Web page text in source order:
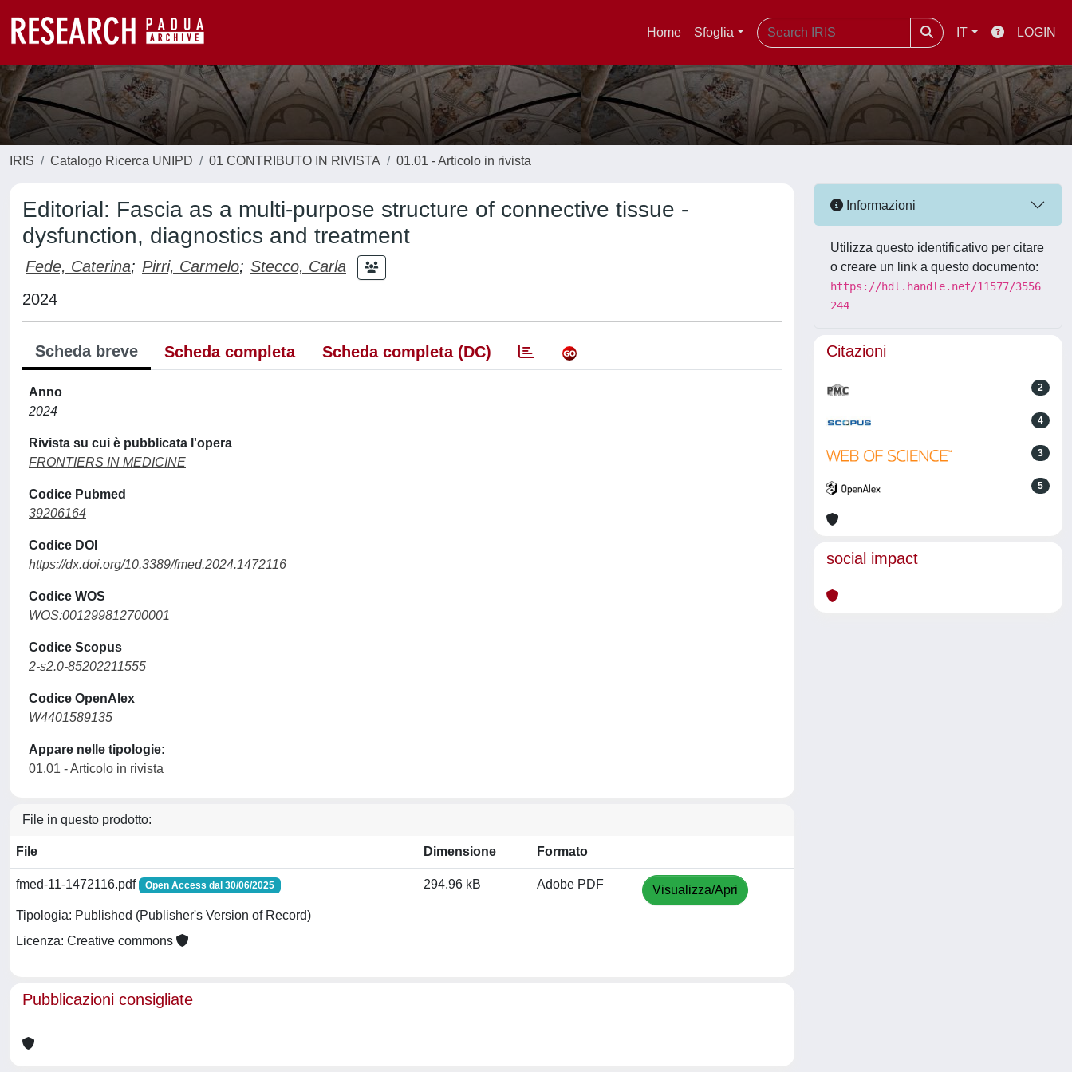
Home Sfoglia IT LOGIN
IRIS Catalogo Ricerca UNIPD 01 CONTRIBUTO IN RIVISTA 01.01 - Articolo in rivista
Editorial: Fascia as a multi-purpose structure of connective tissue -
dysfunction, diagnostics and treatment
Fede, Caterina; Pirri, Carmelo; Stecco, Carla
2024
Scheda breve Scheda completa Scheda completa (DC)
Anno
2024
Rivista su cui è pubblicata l'opera
FRONTIERS IN MEDICINE
Codice Pubmed
39206164
Codice DOI
https://dx.doi.org/10.3389/fmed.2024.1472116
Codice WOS
WOS:001299812700001
Codice Scopus
2-s2.0-85202211555
Codice OpenAlex
W4401589135
Appare nelle tipologie:
01.01 - Articolo in rivista
File in questo prodotto:
File Dimensione Formato
fmed-11-1472116.pdf Open Access dal 30/06/2025
Tipologia: Published (Publisher's Version of Record)
Licenza: Creative commons
294.96 kB Adobe PDF Visualizza/Apri
Pubblicazioni consigliate
Informazioni
Utilizza questo identificativo per citare
o creare un link a questo documento:
https://hdl.handle.net/11577/3556
244
Citazioni
2
4
3
5
social impact